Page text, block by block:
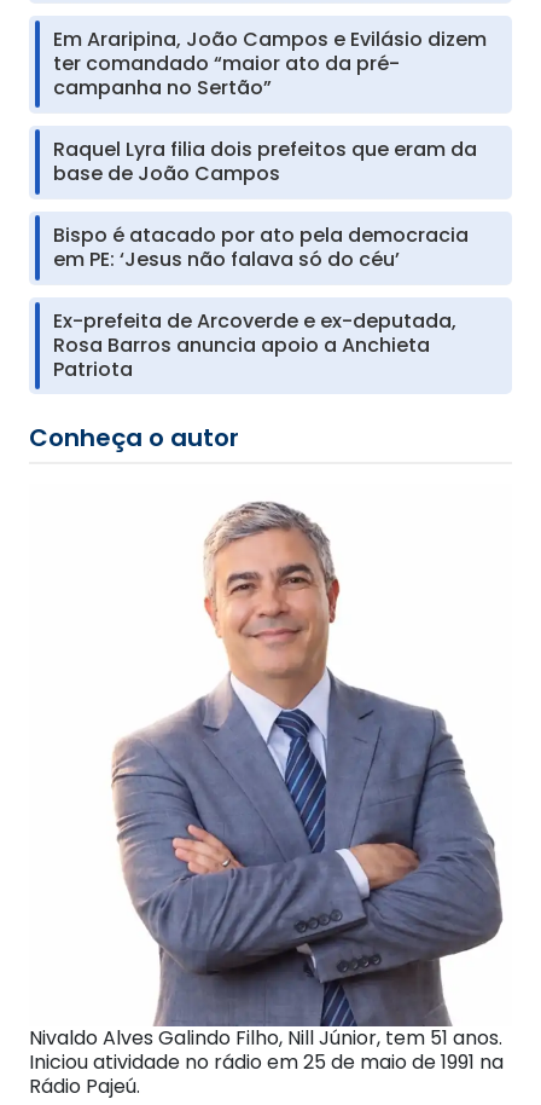
Em Araripina, João Campos e Evilásio dizem
ter comandado “maior ato da pré-
campanha no Sertão”
Raquel Lyra filia dois prefeitos que eram da
base de João Campos
Bispo é atacado por ato pela democracia
em PE: ‘Jesus não falava só do céu’
Ex-prefeita de Arcoverde e ex-deputada,
Rosa Barros anuncia apoio a Anchieta
Patriota
Conheça o autor
Nivaldo Alves Galindo Filho, Nill Júnior, tem 51 anos.
Iniciou atividade no rádio em 25 de maio de 1991 na
Rádio Pajeú.